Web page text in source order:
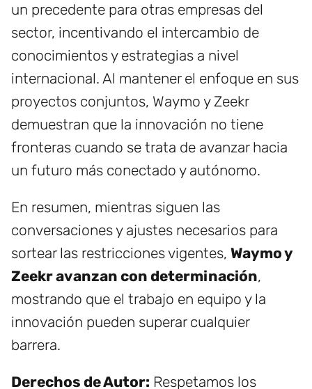
un precedente para otras empresas del
sector, incentivando el intercambio de
conocimientos y estrategias a nivel
internacional. Al mantener el enfoque en sus
proyectos conjuntos, Waymo y Zeekr
demuestran que la innovación no tiene
fronteras cuando se trata de avanzar hacia
un futuro más conectado y autónomo.
En resumen, mientras siguen las
conversaciones y ajustes necesarios para
sortear las restricciones vigentes, Waymo y
Zeekr avanzan con determinación,
mostrando que el trabajo en equipo y la
innovación pueden superar cualquier
barrera.
Derechos de Autor: Respetamos los